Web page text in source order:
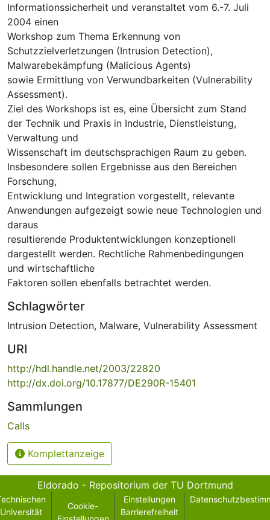
Informationssicherheit und veranstaltet vom 6.-7. Juli
2004 einen
Workshop zum Thema Erkennung von
Schutzzielverletzungen (Intrusion Detection),
Malwarebekämpfung (Malicious Agents)
sowie Ermittlung von Verwundbarkeiten (Vulnerability
Assessment).
Ziel des Workshops ist es, eine Übersicht zum Stand
der Technik und Praxis in Industrie, Dienstleistung,
Verwaltung und
Wissenschaft im deutschsprachigen Raum zu geben.
Insbesondere sollen Ergebnisse aus den Bereichen
Forschung,
Entwicklung und Integration vorgestellt, relevante
Anwendungen aufgezeigt sowie neue Technologien und
daraus
resultierende Produktentwicklungen konzeptionell
dargestellt werden. Rechtliche Rahmenbedingungen
und wirtschaftliche
Faktoren sollen ebenfalls betrachtet werden.
Schlagwörter
Intrusion Detection, Malware, Vulnerability Assessment
URI
http://hdl.handle.net/2003/22820
http://dx.doi.org/10.17877/DE290R-15401
Sammlungen
Calls
Komplettanzeige
Eldorado - Repositorium der TU Dortmund
Universität
Cookie-
Einstellungen
Barrierefreiheit